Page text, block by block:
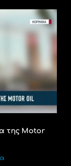
της Motor